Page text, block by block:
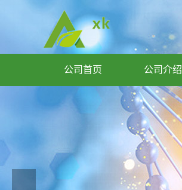
公司首页 公司介绍